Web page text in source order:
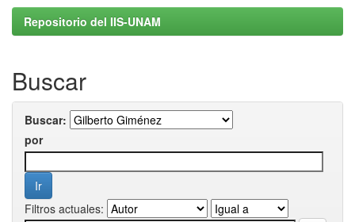
Repositorio del IIS-UNAM
Buscar
Buscar:
por
Filtros actuales: